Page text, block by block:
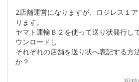
2店舗運営になりますが、ロジレス１
ります。
ヤマト運輸Ｂ２を使って送り状発行し
ウンロードし
それぞれの店舗を送り状へ表記する方
か？